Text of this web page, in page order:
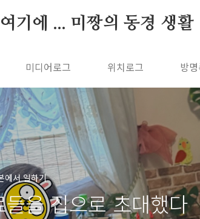
기에 ... 미짱의 동경 생활
미디어로그 위치로그 방
에서 일하기
을 집으로 초대했다